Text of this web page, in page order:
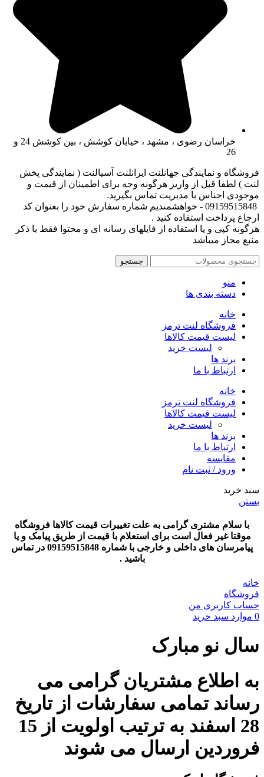
خراسان رضوی ، مشهد ، خیابان کوشش ، بین کوشش 24 و
26
فروشگاه و نمایندگی جهانلنت ایرانلنت آسیالنت ( نمایندگی پخش
لنت ) لطفا قبل از واریز هرگونه وجه برای اطمینان از قیمت و
موجودی اجناس با مدیریت تماس بگیرید.
09159515848 - خواهشمندیم شماره سفارش خود را بعنوان کد
ارجاع پرداخت استفاده کنید .
هرگونه کپی و یا استفاده از فایلهای رسانه ای و محتوا فقط با ذکر
منبع مجاز میباشد
جستجو
منو
دسته بندی ها
خانه
فروشگاه لنت ترمز
لیست قیمت کالاها
لیست خرید
برند ها
ارتباط با ما
خانه
فروشگاه لنت ترمز
لیست قیمت کالاها
لیست خرید
برند ها
ارتباط با ما
مقایسه
ورود / ثبت نام
سبد خرید
بستن
با سلام مشتری گرامی به علت تغییرات قیمت کالاها فروشگاه
موقتا غیر فعال است برای استعلام با قیمت از طریق پیامک و یا
پیامرسان های داخلی و خارجی با شماره 09159515848 در تماس
باشید .
خانه
فروشگاه
حساب کاربری من
0 موارد سبد خرید
سال نو مبارک
به اطلاع مشتریان گرامی می
رساند تمامی سفارشات از تاریخ
28 اسفند به ترتیب اولویت از 15
فروردین ارسال می شوند